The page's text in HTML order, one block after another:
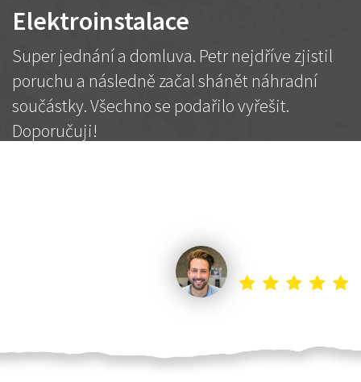
Elektroinstalace
Super jednání a domluva. Petr nejdříve zjistil
poruchu a následně začal shánět náhradní
součástky. Všechno se podařilo vyřešit.
Doporučuji!